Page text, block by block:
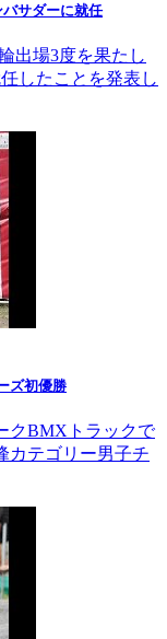
サダーに就任
出場3度を果たし
したことを発表し
ズ初優勝
クBMXトラックで
カテゴリー男子チ